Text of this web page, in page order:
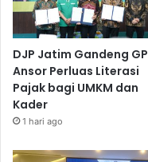
DJP Jatim Gandeng GP
Ansor Perluas Literasi
Pajak bagi UMKM dan
Kader
1 hari ago